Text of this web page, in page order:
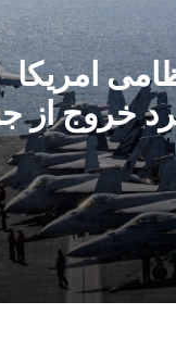
امریکا
خروج از